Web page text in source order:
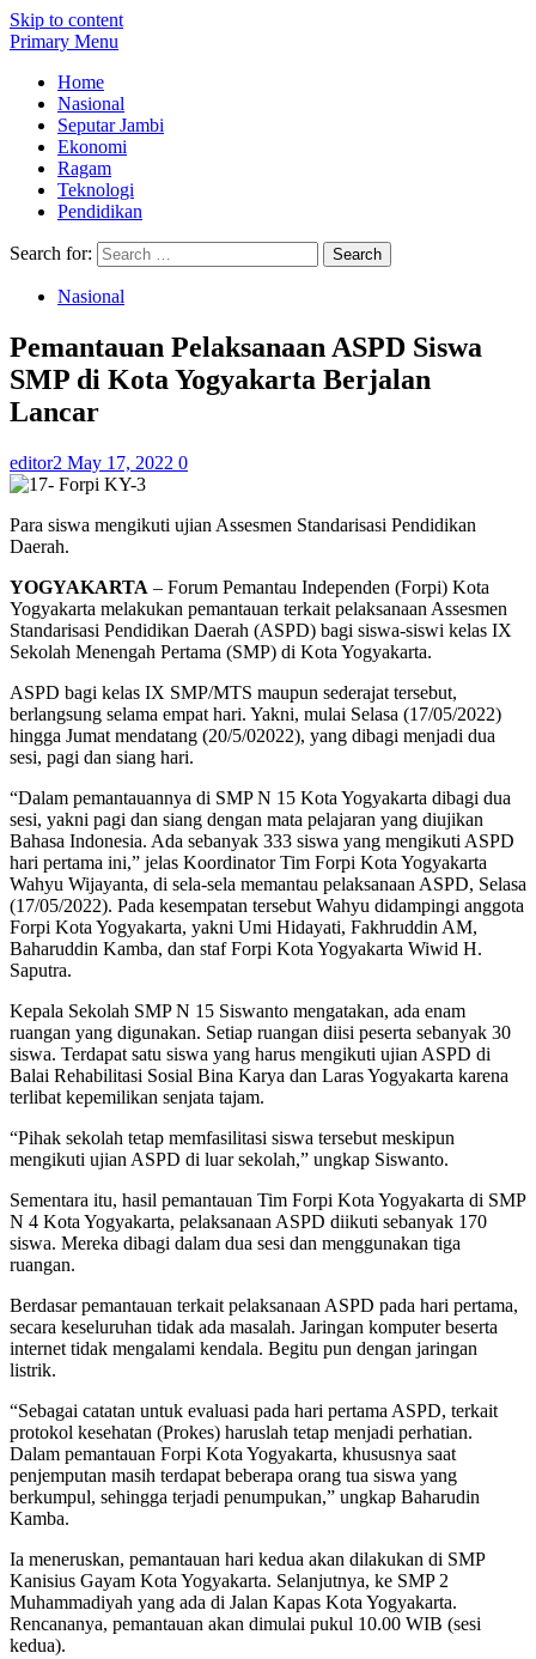
Skip to content
Primary Menu
Home
Nasional
Seputar Jambi
Ekonomi
Ragam
Teknologi
Pendidikan
Search for:
Nasional
Pemantauan Pelaksanaan ASPD Siswa
SMP di Kota Yogyakarta Berjalan
Lancar
editor2 May 17, 2022 0
Para siswa mengikuti ujian Assesmen Standarisasi Pendidikan
Daerah.
YOGYAKARTA – Forum Pemantau Independen (Forpi) Kota
Yogyakarta melakukan pemantauan terkait pelaksanaan Assesmen
Standarisasi Pendidikan Daerah (ASPD) bagi siswa-siswi kelas IX
Sekolah Menengah Pertama (SMP) di Kota Yogyakarta.
ASPD bagi kelas IX SMP/MTS maupun sederajat tersebut,
berlangsung selama empat hari. Yakni, mulai Selasa (17/05/2022)
hingga Jumat mendatang (20/5/02022), yang dibagi menjadi dua
sesi, pagi dan siang hari.
“Dalam pemantauannya di SMP N 15 Kota Yogyakarta dibagi dua
sesi, yakni pagi dan siang dengan mata pelajaran yang diujikan
Bahasa Indonesia. Ada sebanyak 333 siswa yang mengikuti ASPD
hari pertama ini,” jelas Koordinator Tim Forpi Kota Yogyakarta
Wahyu Wijayanta, di sela-sela memantau pelaksanaan ASPD, Selasa
(17/05/2022). Pada kesempatan tersebut Wahyu didampingi anggota
Forpi Kota Yogyakarta, yakni Umi Hidayati, Fakhruddin AM,
Baharuddin Kamba, dan staf Forpi Kota Yogyakarta Wiwid H.
Saputra.
Kepala Sekolah SMP N 15 Siswanto mengatakan, ada enam
ruangan yang digunakan. Setiap ruangan diisi peserta sebanyak 30
siswa. Terdapat satu siswa yang harus mengikuti ujian ASPD di
Balai Rehabilitasi Sosial Bina Karya dan Laras Yogyakarta karena
terlibat kepemilikan senjata tajam.
“Pihak sekolah tetap memfasilitasi siswa tersebut meskipun
mengikuti ujian ASPD di luar sekolah,” ungkap Siswanto.
Sementara itu, hasil pemantauan Tim Forpi Kota Yogyakarta di SMP
N 4 Kota Yogyakarta, pelaksanaan ASPD diikuti sebanyak 170
siswa. Mereka dibagi dalam dua sesi dan menggunakan tiga
ruangan.
Berdasar pemantauan terkait pelaksanaan ASPD pada hari pertama,
secara keseluruhan tidak ada masalah. Jaringan komputer beserta
internet tidak mengalami kendala. Begitu pun dengan jaringan
listrik.
“Sebagai catatan untuk evaluasi pada hari pertama ASPD, terkait
protokol kesehatan (Prokes) haruslah tetap menjadi perhatian.
Dalam pemantauan Forpi Kota Yogyakarta, khususnya saat
penjemputan masih terdapat beberapa orang tua siswa yang
berkumpul, sehingga terjadi penumpukan,” ungkap Baharudin
Kamba.
Ia meneruskan, pemantauan hari kedua akan dilakukan di SMP
Kanisius Gayam Kota Yogyakarta. Selanjutnya, ke SMP 2
Muhammadiyah yang ada di Jalan Kapas Kota Yogyakarta.
Rencananya, pemantauan akan dimulai pukul 10.00 WIB (sesi
kedua).